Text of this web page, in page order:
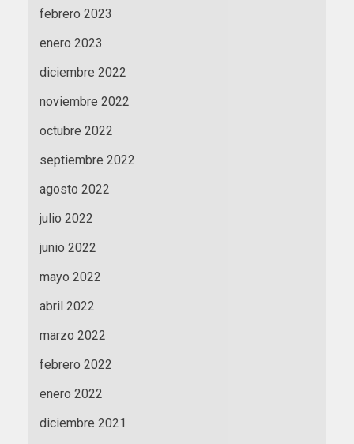
febrero 2023
enero 2023
diciembre 2022
noviembre 2022
octubre 2022
septiembre 2022
agosto 2022
julio 2022
junio 2022
mayo 2022
abril 2022
marzo 2022
febrero 2022
enero 2022
diciembre 2021